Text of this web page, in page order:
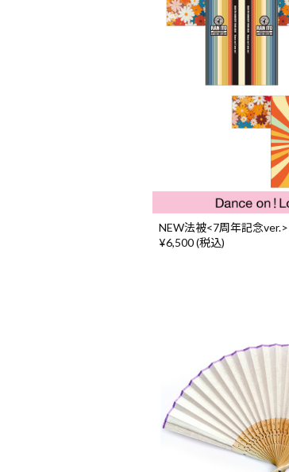
NEW法被<7周年記念ver.>
¥6,500 (税込)